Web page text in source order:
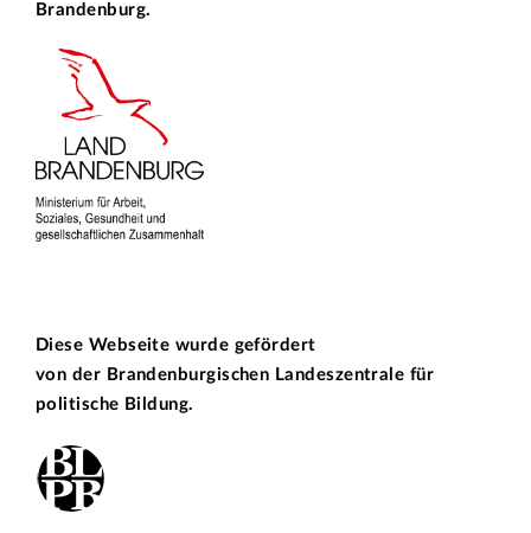
Brandenburg.
Diese Webseite wurde gefördert
von der Brandenburgischen Landeszentrale für
politische Bildung.